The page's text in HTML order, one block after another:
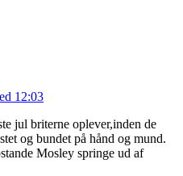
12:03
jul briterne oplever,inden de
og bundet på hånd og mund.
Mosley springe ud af